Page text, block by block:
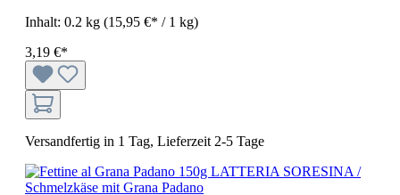
Inhalt: 0.2 kg (15,95 €* / 1 kg)
3,19 €*
Versandfertig in 1 Tag, Lieferzeit 2-5 Tage